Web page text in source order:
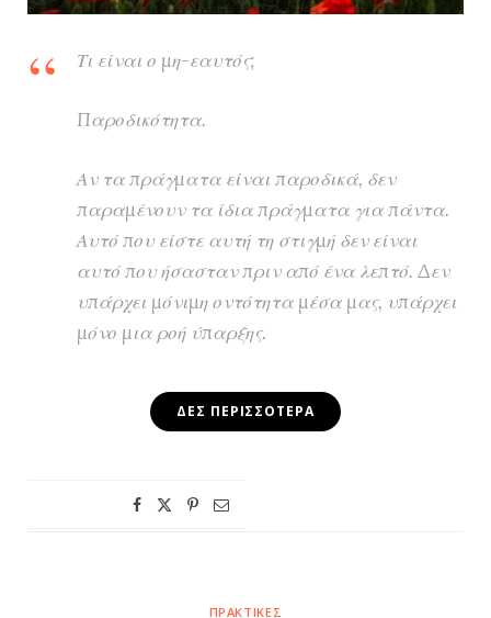
Τι είναι ο μη-εαυτός;
Παροδικότητα.
Αν τα πράγματα είναι παροδικά, δεν
παραμένουν τα ίδια πράγματα για πάντα.
Αυτό που είστε αυτή τη στιγμή δεν είναι
αυτό που ήσασταν πριν από ένα λεπτό. Δεν
υπάρχει μόνιμη οντότητα μέσα μας, υπάρχει
μόνο μια ροή ύπαρξης.
ΔΕΣ ΠΕΡΙΣΣΌΤΕΡΑ
ΠΡΑΚΤΙΚΈΣ